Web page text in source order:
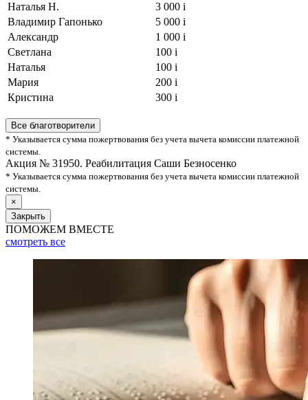
Наталья Н.
3 000 i
Владимир Гапонько
5 000 i
Александр
1 000 i
Светлана
100 i
Наталья
100 i
Мария
200 i
Кристина
300 i
Все благотворители
* Указывается сумма пожертвования без учета вычета комиссии платежной
системы.
Акция № 31950. Реабилитация Саши Безносенко
* Указывается сумма пожертвования без учета вычета комиссии платежной
системы.
×
Закрыть
ПОМОЖЕМ ВМЕСТЕ
смотреть все